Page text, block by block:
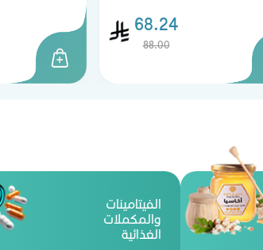
68.24
88.00
الفيتامينات
والمكملات
الغذائية